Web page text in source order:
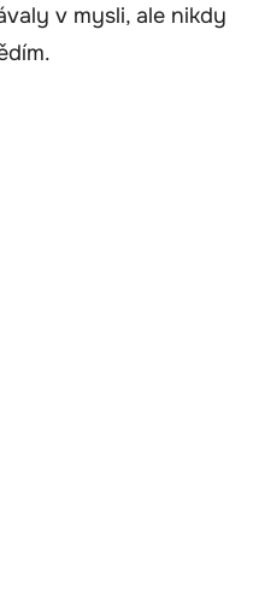
v mysli, ale nikdy